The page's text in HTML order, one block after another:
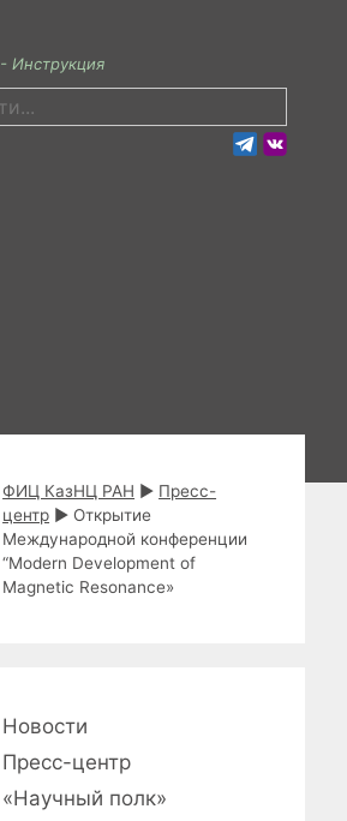
- Инструкция
ФИЦ КазНЦ РАН ► Пресс-
центр ►Открытие
Международной конференции
“Modern Development of
Magnetic Resonance»
Новости
Пресс-центр
«Научный полк»